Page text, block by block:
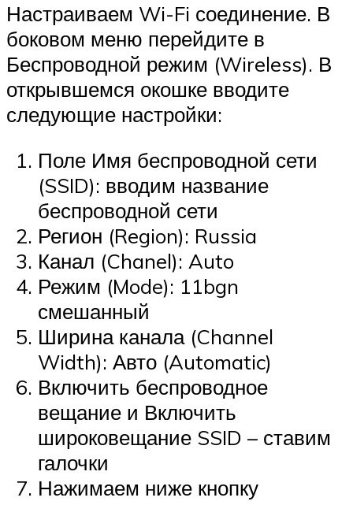
Настраиваем Wi-Fi соединение. В
боковом меню перейдите в
Беспроводной режим (Wireless). В
открывшемся окошке вводите
следующие настройки:
Поле Имя беспроводной сети
(SSID): вводим название
беспроводной сети
Регион (Region): Russia
Канал (Chanel): Auto
Режим (Mode): 11bgn
смешанный
Ширина канала (Channel
Width): Авто (Automatic)
Включить беспроводное
вещание и Включить
широковещание SSID – ставим
галочки
Нажимаем ниже кнопку